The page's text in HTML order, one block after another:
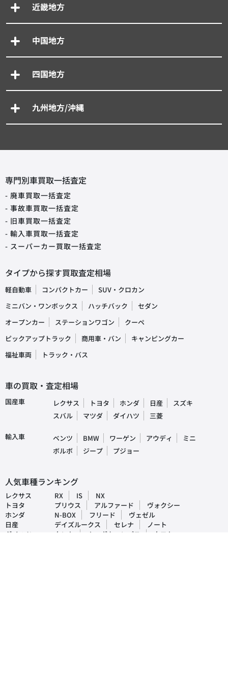
近畿地方
中国地方
四国地方
九州地方/沖縄
専門別車買取一括査定
- 廃車買取一括査定
- 事故車買取一括査定
- 旧車買取一括査定
- 輸入車買取一括査定
- スーパーカー買取一括査定
タイプから探す買取査定相場
軽自動車 コンパクトカー
SUV・クロカン
ミニバン・ワンボックス
ハッチバック
セダン
オープンカー
ステーションワゴン
クーペ
ピックアップトラック
商用車・バン
キャンピングカー
福祉車両
トラック・バス
車の買取・査定相場
国産車 レクサス トヨタ ホンダ 日産
スズキ
スバル
マツダ ダイハツ 三菱
輸入車 ベンツ BMW ワーゲン アウディ
ミニ
ボルボ
ジープ プジョー
人気車種ランキング
レクサス RX IS
NX
トヨタ
プリウス アルファード
ヴォクシー
ホンダ
N-BOX フリード
ヴェゼル
日産
デイズルークス セレナ
ノート
ダイハツ
タント ムーヴキャンパス
タフト